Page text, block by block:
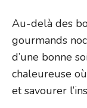
Au-delà des
gourmands
d’une bonne
chaleureuse
et savourer